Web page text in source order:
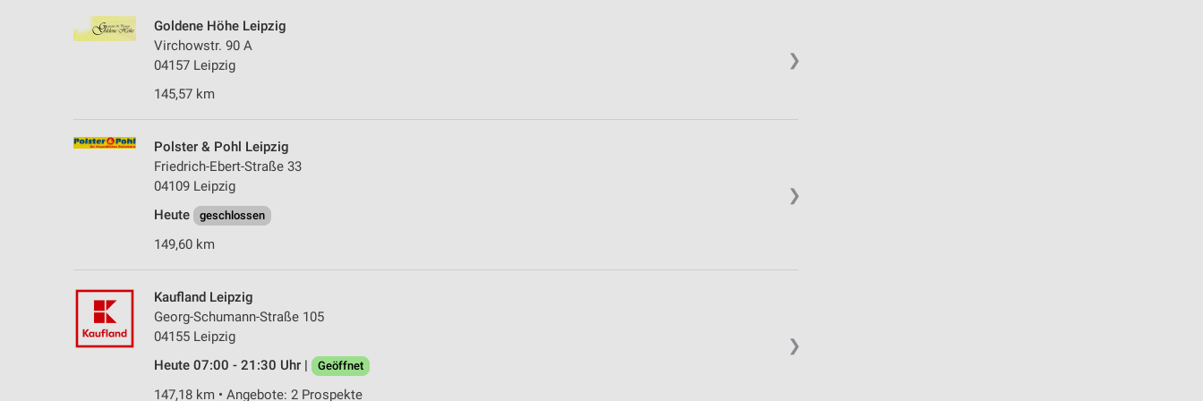
❯
Goldene Höhe Leipzig
Virchowstr. 90 A
04157 Leipzig
145,57 km
❯
Polster & Pohl Leipzig
Friedrich-Ebert-Straße 33
04109 Leipzig
Heute
geschlossen
149,60 km
❯
Kaufland Leipzig
Georg-Schumann-Straße 105
04155 Leipzig
Heute 07:00 - 21:30 Uhr |
Geöffnet
147,18 km • Angebote: 2 Prospekte